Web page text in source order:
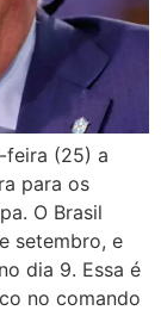
feira (25) a
para os
O Brasil
setembro, e
dia 9. Essa é
no comando